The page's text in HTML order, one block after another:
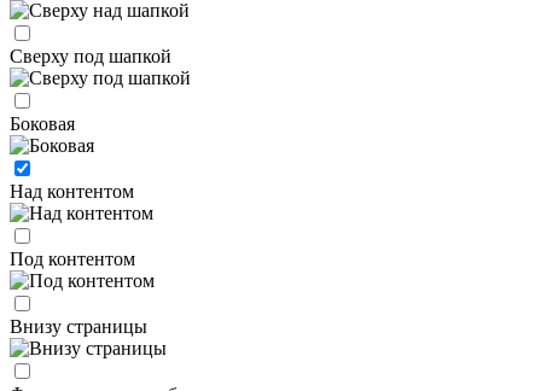
Сверху под шапкой
Боковая
Над контентом
Под контентом
Внизу страницы